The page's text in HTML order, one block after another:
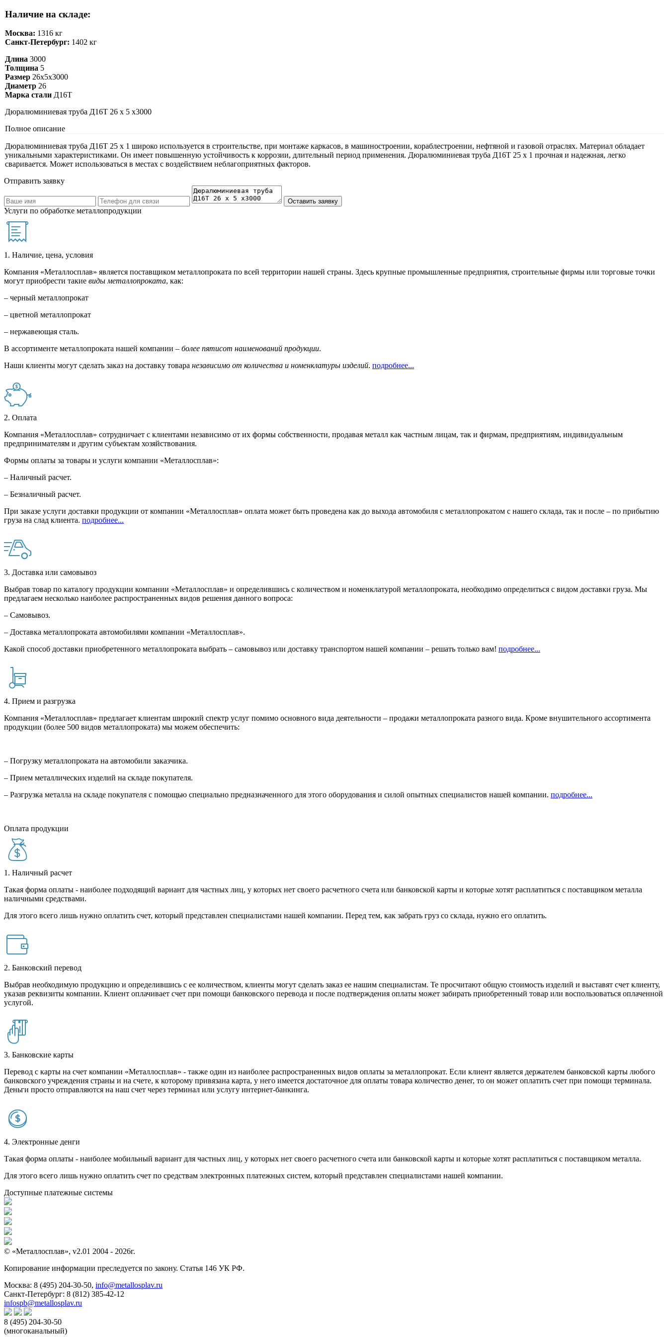
Наличие на складе:
Москва: 1316 кг
Санкт-Петербург: 1402 кг
Длина 3000
Толщина 5
Размер 26х5х3000
Диаметр 26
Марка стали Д16Т
Дюралюминиевая труба Д16Т 26 х 5 х3000
Полное описание
Дюралюминиевая труба Д16Т 25 х 1 широко используется в строительстве, при монтаже каркасов, в машиностроении, кораблестроении, нефтяной и газовой отраслях. Материал обладает
уникальными характеристиками. Он имеет повышенную устойчивость к коррозии, длительный период применения. Дюралюминиевая труба Д16Т 25 х 1 прочная и надежная, легко
сваривается. Может использоваться в местах с воздействием неблагоприятных факторов.
Отправить заявку
Услуги по обработке металлопродукции
1. Наличие, цена, условия
Компания «Металлосплав» является поставщиком металлопроката по всей территории нашей страны. Здесь крупные промышленные предприятия, строительные фирмы или торговые точки
могут приобрести такие виды металлопроката, как:
– черный металлопрокат
– цветной металлопрокат
– нержавеющая сталь.
В ассортименте металлопроката нашей компании – более пятисот наименований продукции.
Наши клиенты могут сделать заказ на доставку товара независимо от количества и номенклатуры изделий. подробнее...
2. Оплата
Компания «Металлосплав» сотрудничает с клиентами независимо от их формы собственности, продавая металл как частным лицам, так и фирмам, предприятиям, индивидуальным
предпринимателям и другим субъектам хозяйствования.
Формы оплаты за товары и услуги компании «Металлосплав»:
– Наличный расчет.
– Безналичный расчет.
При заказе услуги доставки продукции от компании «Металлосплав» оплата может быть проведена как до выхода автомобиля с металлопрокатом с нашего склада, так и после – по прибытию
груза на слад клиента. подробнее...
3. Доставка или самовывоз
Выбрав товар по каталогу продукции компании «Металлосплав» и определившись с количеством и номенклатурой металлопроката, необходимо определиться с видом доставки груза. Мы
предлагаем несколько наиболее распространенных видов решения данного вопроса:
– Самовывоз.
– Доставка металлопроката автомобилями компании «Металлосплав».
Какой способ доставки приобретенного металлопроката выбрать – самовывоз или доставку транспортом нашей компании – решать только вам! подробнее...
4. Прием и разгрузка
Компания «Металлосплав» предлагает клиентам широкий спектр услуг помимо основного вида деятельности – продажи металлопроката разного вида. Кроме внушительного ассортимента
продукции (более 500 видов металлопроката) мы можем обеспечить:
– Погрузку металлопроката на автомобили заказчика.
– Прием металлических изделий на складе покупателя.
– Разгрузка металла на складе покупателя с помощью специально предназначенного для этого оборудования и силой опытных специалистов нашей компании. подробнее...
Оплата продукции
1. Наличный расчет
Такая форма оплаты - наиболее подходящий вариант для частных лиц, у которых нет своего расчетного счета или банковской карты и которые хотят расплатиться с поставщиком металла
наличными средствами.
Для этого всего лишь нужно оплатить счет, который представлен специалистами нашей компании. Перед тем, как забрать груз со склада, нужно его оплатить.
2. Банковский перевод
Выбрав необходимую продукцию и определившись с ее количеством, клиенты могут сделать заказ ее нашим специалистам. Те просчитают общую стоимость изделий и выставят счет клиенту,
указав реквизиты компании. Клиент оплачивает счет при помощи банковского перевода и после подтверждения оплаты может забирать приобретенный товар или воспользоваться оплаченной
услугой.
3. Банковские карты
Перевод с карты на счет компании «Металлосплав» - также один из наиболее распространенных видов оплаты за металлопрокат. Если клиент является держателем банковской карты любого
банковского учреждения страны и на счете, к которому привязана карта, у него имеется достаточное для оплаты товара количество денег, то он может оплатить счет при помощи терминала.
Деньги просто отправляются на наш счет через терминал или услугу интернет-банкинга.
4. Электронные денги
Такая форма оплаты - наиболее мобильный вариант для частных лиц, у которых нет своего расчетного счета или банковской карты и которые хотят расплатиться с поставщиком металла.
Для этого всего лишь нужно оплатить счет по средствам электронных платежных систем, который представлен специалистами нашей компании.
Доступные платежные системы
© «Металлосплав», v2.01 2004 - 2026г.
Копирование информации преследуется по закону. Статья 146 УК РФ.
Москва: 8 (495) 204-30-50, info@metallosplav.ru
Санкт-Петербург: 8 (812) 385-42-12
infospb@metallosplav.ru
8 (495) 204-30-50
(многоканальный)